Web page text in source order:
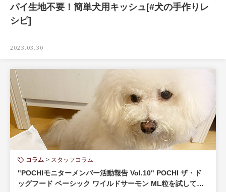
パイ生地不要！簡単犬用キッシュ[#犬の手作りレ
シピ]
2023.03.30
コラム スタッフコラム
"POCHIモニターメンバー活動報告 Vol.10" POCHI ザ・ド
ッグフード ベーシック ワイルドサーモン ML粒を試して…